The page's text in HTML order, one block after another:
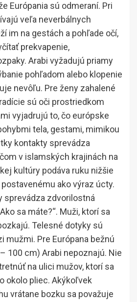
Európania sú odmeraní. Pri
veľa neverbálnych
im na gestách a pohľade očí,
prekvapenie,
Arabi vyžadujú priamy
pohľadom alebo klopenie
nevôľu. Pre ženy zahalené
sú oči prostriedkom
vyjadrujú to, čo európske
tela, gestami, mimikou
kontakty sprevádza
v islamských krajinách na
kultúry podáva ruku nižšie
ako výraz úcty.
sprevádza zdvorilostná
sa máte?“. Muži, ktorí sa
Telesné dotyky sú
mužmi. Pre Európana bežnú
100 cm) Arabi nepoznajú. Nie
na ulici mužov, ktorí sa
okolo pliec. Akýkoľvek
vrátane bozku sa považuje